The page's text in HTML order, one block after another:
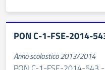
PON C-1-FSE-2014-
Anno scolastico 2013/2014